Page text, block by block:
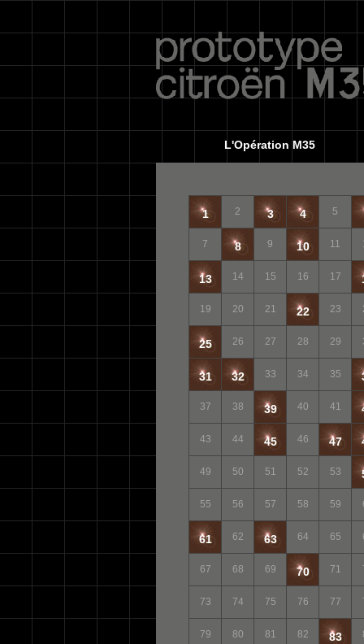
L'Opération M35
1 2 3 4 5
7 8 9 10 11
13 14 15 16 17
19 20 21 22 23
25 26 27 28 29
31 32 33 34 35
37 38 39 40 41
43 44 45 46 47
49 50 51 52 53
55 56 57 58 59
61 62 63 64 65
67 68 69 70 71
73 74 75 76 77
79 80 81 82 83